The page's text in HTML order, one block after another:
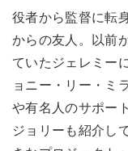
役者から監督に転
からの友人。以前
ていたジェレミー
ョニー・リー・ミ
や有名人のサポー
ジョリーも紹介し